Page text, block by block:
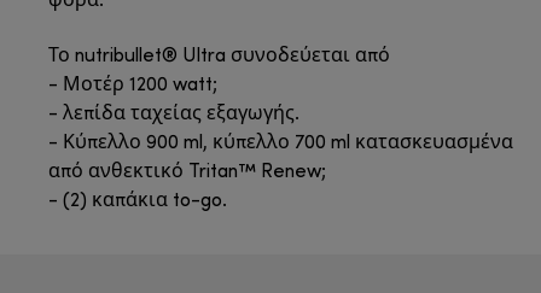
Το nutribullet® Ultra συνοδεύεται από
- Μοτέρ 1200 watt;
- λεπίδα ταχείας εξαγωγής.
- Κύπελλο 900 ml, κύπελλο 700 ml κατασκευασμένα
από ανθεκτικό Tritan™ Renew;
- (2) καπάκια to-go.